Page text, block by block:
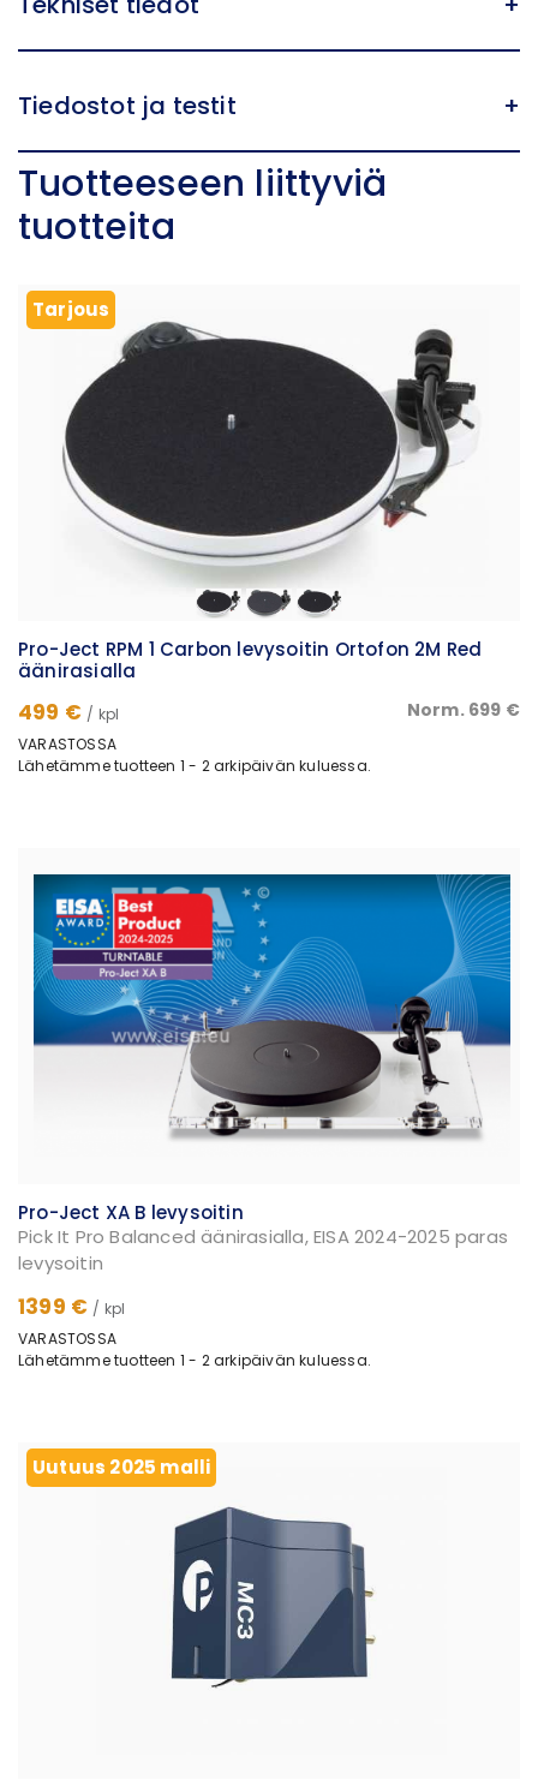
Tiedostot ja testit +
Tuotteeseen liittyviä
tuotteita
Tarjous
Pro-Ject RPM 1 Carbon levysoitin Ortofon 2M Red
äänirasialla
499 € Norm. 699 €
/ kpl
VARASTOSSA
Lähetämme tuotteen 1 - 2 arkipäivän kuluessa.
Pro-Ject XA B levysoitin
Pick It Pro Balanced äänirasialla, EISA 2024-2025 paras
levysoitin
1399 € / kpl
VARASTOSSA
Lähetämme tuotteen 1 - 2 arkipäivän kuluessa.
Uutuus 2025 malli